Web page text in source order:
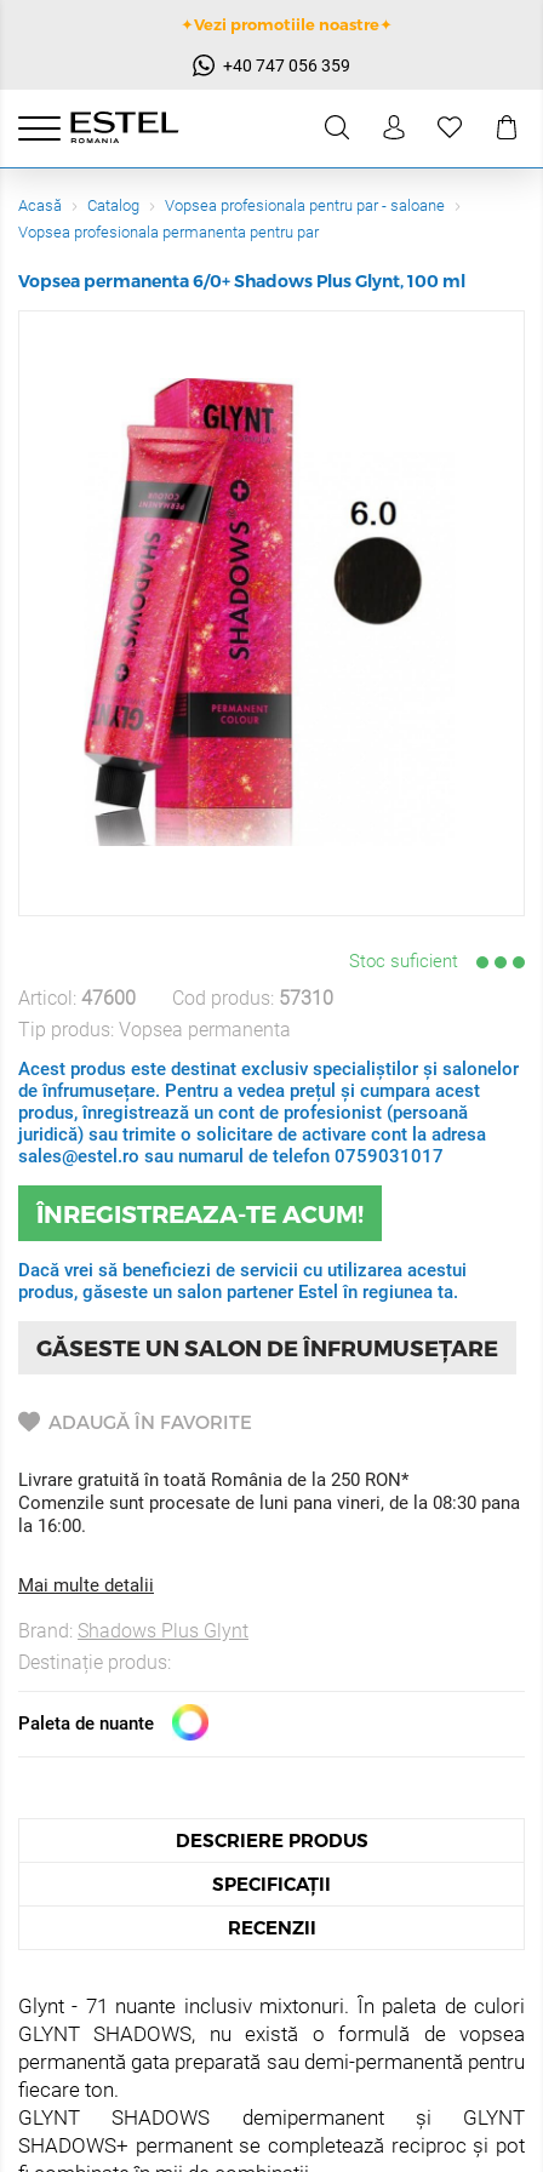
✦Vezi promotiile noastre✦
+40 747 056 359
Acasă Catalog
Vopsea profesionala pentru par - saloane
Vopsea profesionala permanenta pentru par
Vopsea permanenta 6/0+ Shadows Plus Glynt, 100 ml
Stoc suficient
Articol: 47600 Cod produs: 57310
Tip produs: Vopsea permanenta
Acest produs este destinat exclusiv specialiștilor și salonelor
de înfrumusețare. Pentru a vedea prețul și cumpara acest
produs, înregistrează un cont de profesionist (persoană
juridică) sau trimite o solicitare de activare cont la adresa
sales@estel.ro sau numarul de telefon 0759031017
ÎNREGISTREAZA-TE ACUM!
Dacă vrei să beneficiezi de servicii cu utilizarea acestui
produs, găseste un salon partener Estel în regiunea ta.
GĂSESTE UN SALON DE ÎNFRUMUSEȚARE
ADAUGĂ ÎN FAVORITE
Livrare gratuită în toată România de la 250 RON*
Comenzile sunt procesate de luni pana vineri, de la 08:30 pana
la 16:00.
Mai multe detalii
Brand: Shadows Plus Glynt
Destinație produs:
Paleta de nuante
DESCRIERE PRODUS
SPECIFICAȚII
RECENZII
Glynt - 71 nuante inclusiv mixtonuri. În paleta de culori
GLYNT SHADOWS, nu există o formulă de vopsea
permanentă gata preparată sau demi-permanentă pentru
fiecare ton.
GLYNT SHADOWS demipermanent și GLYNT
SHADOWS+ permanent se completează reciproc și pot